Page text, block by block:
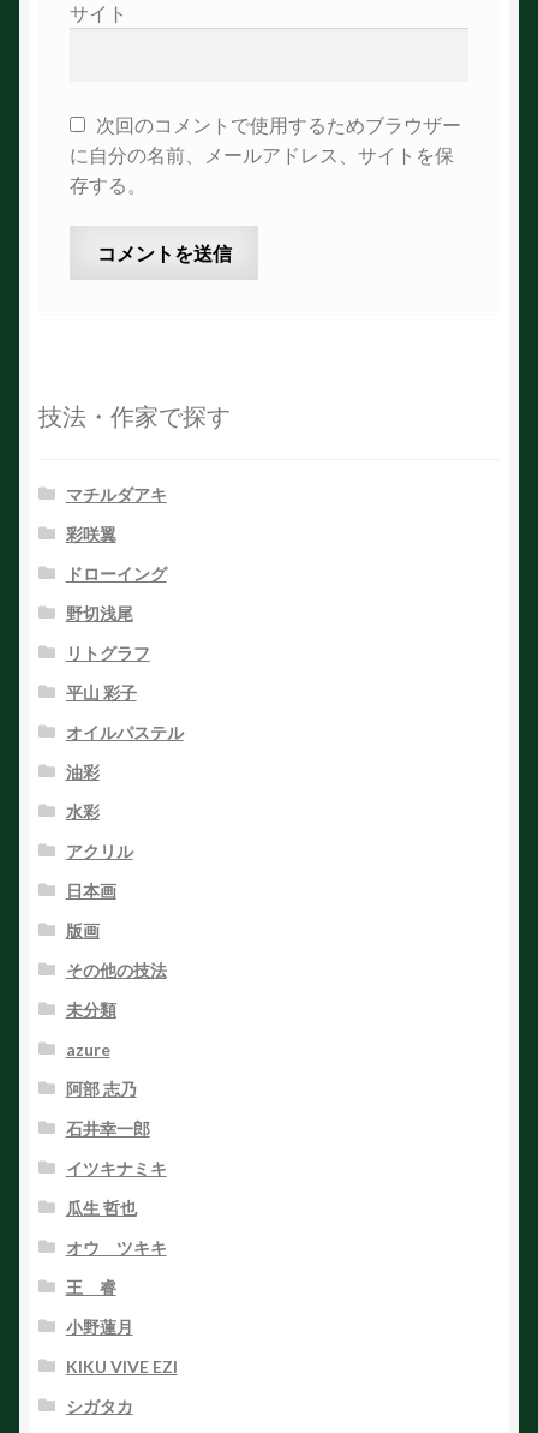
サイト
次回のコメントで使用するためブラウザー
に自分の名前、メールアドレス、サイトを保
存する。
技法・作家で探す
マチルダアキ
彩咲翼
ドローイング
野切浅尾
リトグラフ
平山 彩子
オイルパステル
油彩
水彩
アクリル
日本画
版画
その他の技法
未分類
azure
阿部 志乃
石井幸一郎
イツキナミキ
瓜生 哲也
オウ ツキキ
王 睿
小野蓮月
KIKU VIVE EZI
シガタカ